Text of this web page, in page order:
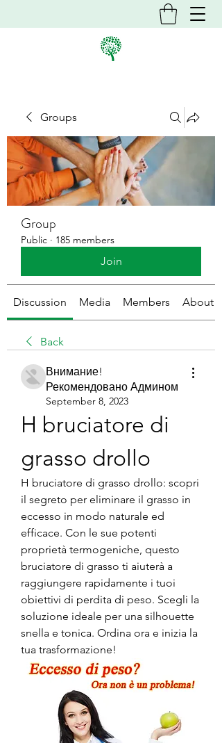
Groups
Group
Public · 185 members
Join
Discussion Media Members About
Back
Внимание!
Рекомендовано Админом
September 8, 2023
H bruciatore di
grasso drollo
H bruciatore di grasso drollo: scopri
il segreto per eliminare il grasso in
eccesso in modo naturale ed
efficace. Con le sue potenti
proprietà termogeniche, questo
bruciatore di grasso ti aiuterà a
raggiungere rapidamente i tuoi
obiettivi di perdita di peso. Scegli la
soluzione ideale per una silhouette
snella e tonica. Ordina ora e inizia la
tua trasformazione!